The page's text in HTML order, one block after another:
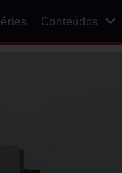
Conteúdos